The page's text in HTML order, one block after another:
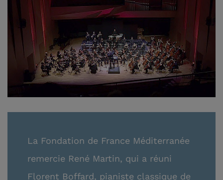
La Fondation de France Méditerranée
remercie René Martin, qui a réuni
Florent Boffard, pianiste classique de